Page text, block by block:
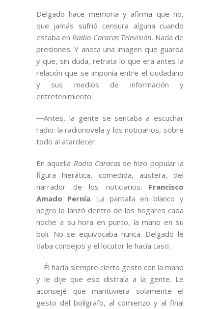
Delgado hace memoria y afirma que no,
que jamás sufrió censura alguna cuando
estaba enRadio Caracas Televisión. Nada de
presiones. Y anota una imagen que guarda
y que, sin duda, retrata lo que era antes la
relación que se imponía entre el ciudadano
y sus medios de información y
entretenimiento:
―Antes, la gente se sentaba a escuchar
radio: la radionovela y los noticiarios, sobre
todo al atardecer.
En aquella Radio Caracasse hizo popular la
figura hierática, comedida, austera, del
narrador de los noticiarios: Francisco
Amado Pernía. La pantalla en blanco y
negro lo lanzó dentro de los hogares cada
noche a su hora en punto, la mano en su
boli. No se equivocaba nunca. Delgado le
daba consejos y el locutor le hacía caso:
―Él hacía siempre cierto gesto con la mano
y le dije que eso distraía a la gente. Le
aconsejé que mantuviera solamente el
gesto del bolígrafo, al comienzo y al final